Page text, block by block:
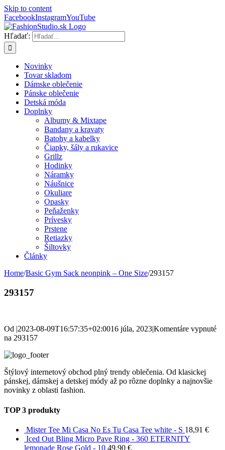
Skip to content
FacebookInstagramYouTube
Hľadať:
Novinky
Tovar skladom
Dámske oblečenie
Pánske oblečenie
Detská móda
Doplnky
Albumy & Mixtape
Bandany a kravaty
Batohy a kabelky
Čiapky, šály a rukavice
Grillz
Hodinky
Náramky
Náušnice
Okuliare
Opasky
Peňaženky
Prívesky
Prstene
Retiazky
Šiltovky
Články
Home/Basic Gym Sack neonpink – One Size/293157
293157
Od |2023-08-09T16:57:35+02:0016 júla, 2023|Komentáre vypnuté
na 293157
Štýlový internetový obchod plný trendy oblečenia. Od klasickej
pánskej, dámskej a detskej módy až po rôzne doplnky a najnovšie
novinky z oblasti fashion.
TOP 3 produkty
Mister Tee Mi Casa No Es Tu Casa Tee white - S 18,91 €
Iced Out Bling Micro Pave Ring - 360 ETERNITY
lemonade Rose Gold - 10 49,90 €